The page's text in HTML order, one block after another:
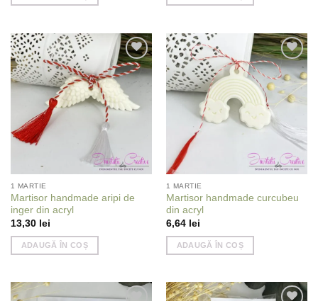
Add to
wishlist
1 MARTIE
Martisor handmade aripi de
inger din acryl
13,30 lei
ADAUGĂ ÎN COȘ
Add to
wishlist
1 MARTIE
Martisor handmade curcubeu
din acryl
6,64 lei
ADAUGĂ ÎN COȘ